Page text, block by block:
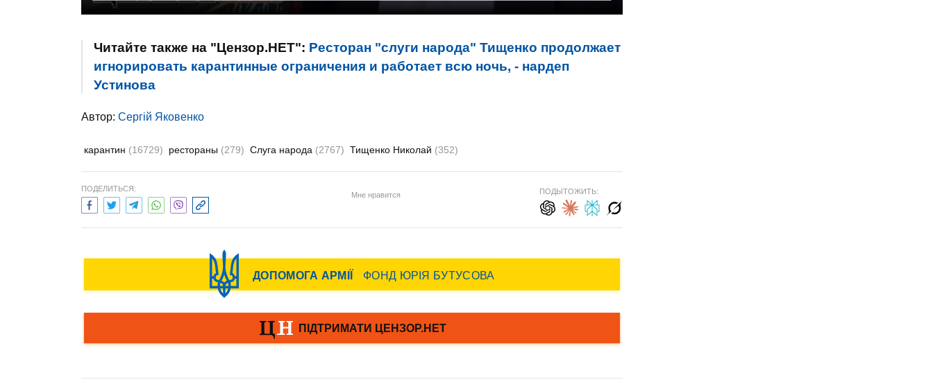
Читайте также на "Цензор.НЕТ": Ресторан "слуги народа" Тищенко продолжает
игнорировать карантинные ограничения и работает всю ночь, - нардеп
Устинова
Автор: Сергій Яковенко
карантин (16729) рестораны (279) Слуга народа (2767) Тищенко Николай (352)
ПОДЕЛИТЬСЯ:
Мне нравится ПОДЫТОЖИТЬ: